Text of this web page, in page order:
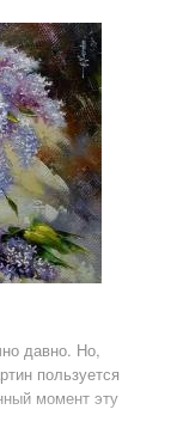
давно. Но,
пользуется
момент эту